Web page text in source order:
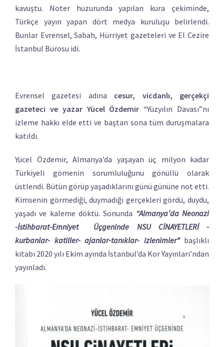
kavuştu. Noter huzurunda yapılan kura çekiminde,
Türkçe yayın yapan dört medya kuruluşu belirlendi.
Bunlar Evrensel, Sabah, Hürriyet gazeteleri ve El Cezire
İstanbul Bürosu idi.
Evrensel gazetesi adına cesur, vicdanlı, gerçekçi
gazeteci ve yazar Yücel Özdemir“Yüzyılın Davası”nı
izleme hakkı elde etti ve baştan sona tüm duruşmalara
katıldı.
Yücel Özdemir, Almanya’da yaşayan üç milyon kadar
Türkiyeli gömenin sorumluluğunu gönüllü olarak
üstlendi. Bütün görüp yaşadıklarını günü gününe not etti.
Kimsenin görmediği, duymadığı gerçekleri gördü, duydu,
yaşadı ve kaleme döktü. Sonunda “Almanya’da Neonazi
-İstihbarat-Emniyet Üçgeninde NSU CİNAYETLERİ -
kurbanlar- katiller- ajanlar-tanıklar- izlenimler”başlıklı
kitabı 2020 yılı Ekim ayında İstanbul’da Kor Yayınları’ndan
yayınladı.